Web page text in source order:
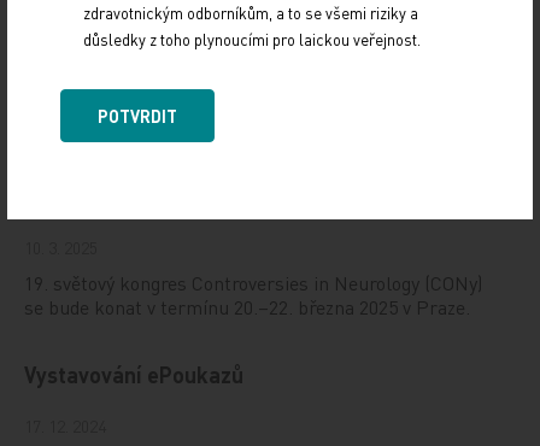
19. světový kongres Controversies in Neurology (CONy)
se bude konat v termínu 20.–22. března 2025 v Praze.
Vystavování ePoukazů
zdravotnickým odborníkům, a to se všemi riziky a
důsledky z toho plynoucími pro laickou veřejnost.
POTVRDIT